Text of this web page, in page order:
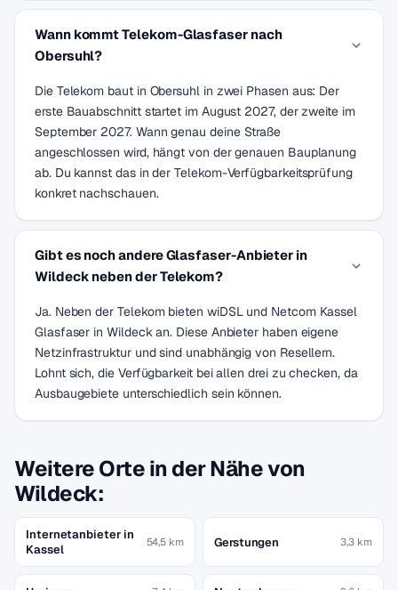
Wann kommt Telekom-Glasfaser nach
Obersuhl?
Die Telekom baut in Obersuhl in zwei Phasen aus: Der
erste Bauabschnitt startet im August 2027, der zweite im
September 2027. Wann genau deine Straße
angeschlossen wird, hängt von der genauen Bauplanung
ab. Du kannst das in der Telekom-Verfügbarkeitsprüfung
konkret nachschauen.
Gibt es noch andere Glasfaser-Anbieter in
Wildeck neben der Telekom?
Ja. Neben der Telekom bieten wiDSL und Netcom Kassel
Glasfaser in Wildeck an. Diese Anbieter haben eigene
Netzinfrastruktur und sind unabhängig von Resellern.
Lohnt sich, die Verfügbarkeit bei allen drei zu checken, da
Ausbaugebiete unterschiedlich sein können.
Weitere Orte in der Nähe von
Wildeck:
Internetanbieter in
Kassel
54,5 km Gerstungen 3,3 km